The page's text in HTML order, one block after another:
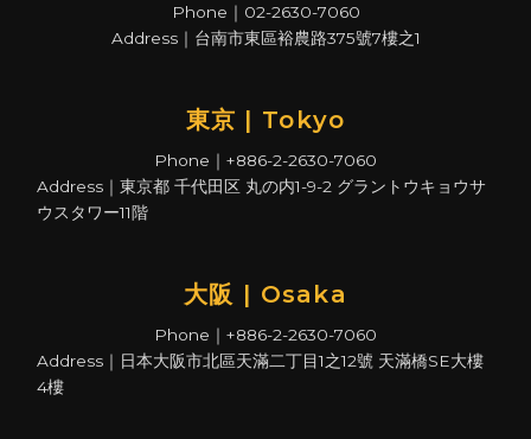
Phone｜02-2630-7060
Address｜台南市東區裕農路375號7樓之1
東京 | Tokyo
Phone｜+886-2-2630-7060
Address｜東京都 千代田区 丸の内1-9-2 グラントウキョウサ
ウスタワー11階
大阪 | Osaka
Phone｜+886-2-2630-7060
Address｜日本大阪市北區天滿二丁目1之12號 天滿橋SE大樓
4樓